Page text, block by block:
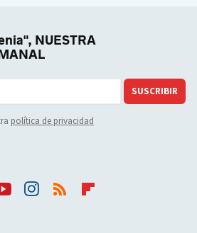
NUESTRA
SUSCRIBIR
política de privacidad